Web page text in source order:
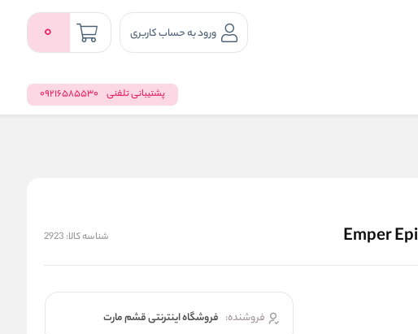
ورود به حساب کاربری 0
پشتیبانی تلفنی 09216585530
شناسه کالا: 2923
فروشنده: فروشگاه اینترنتی قشم مارت